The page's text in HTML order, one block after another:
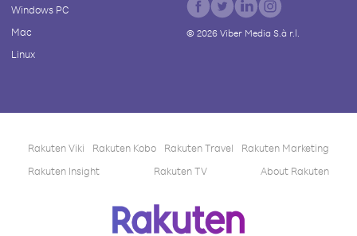
Windows PC
Mac
Linux
© 2026Viber Media S.à r.l.
Rakuten Viki Rakuten Kobo Rakuten Travel
Rakuten Marketing
Rakuten Insight
Rakuten TV About Rakuten